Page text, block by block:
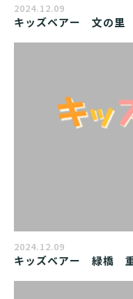
2024.12.09
キッズベアー　文の里
2024.12.09
キッズベアー　緑橋　